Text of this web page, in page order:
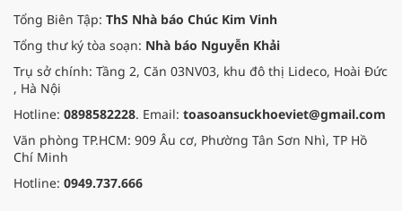
Tổng Biên Tập: ThS Nhà báo Chúc Kim Vinh
Tổng thư ký tòa soạn: Nhà báo Nguyễn Khải
Trụ sở chính: Tầng 2, Căn 03NV03, khu đô thị Lideco, Hoài Đức
, Hà Nội
Hotline: 0898582228. Email: toasoansuckhoeviet@gmail.com
Văn phòng TP.HCM: 909 Âu cơ, Phường Tân Sơn Nhì, TP Hồ
Chí Minh
Hotline: 0949.737.666